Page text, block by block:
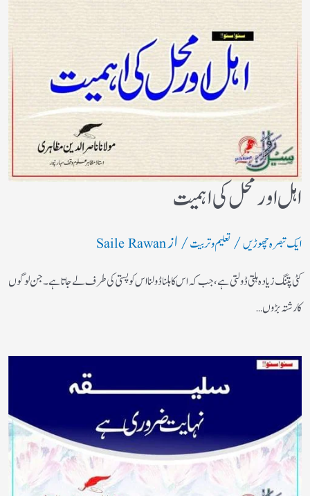
اہل اورمحل کی اہمیت
ایک تبصرہ چھوڑیں/ تعلیم و تربیت/ ازSaile Rawan
کٹی پتنگ زیادہ ہلتی ڈولتی ہے ، جب کہ اس کا ہلنا ڈولنا اس کو پستی کی طرف لے جاتا ہے۔جن لوگوں
کا رشتہ بڑوں…